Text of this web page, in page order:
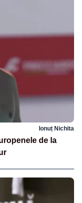
Ionuț Nichita
de la